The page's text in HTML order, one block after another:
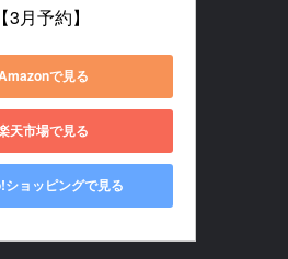
月予約】
で見る
天市場で見る
ショッピングで見る